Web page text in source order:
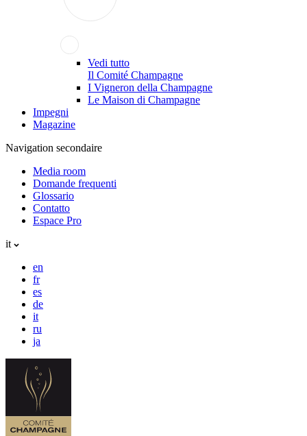
Vedi tutto
Il Comité Champagne
I Vigneron della Champagne
Le Maison di Champagne
Impegni
Magazine
Navigation secondaire
Media room
Domande frequenti
Glossario
Contatto
Espace Pro
it
en
fr
es
de
it
ru
ja